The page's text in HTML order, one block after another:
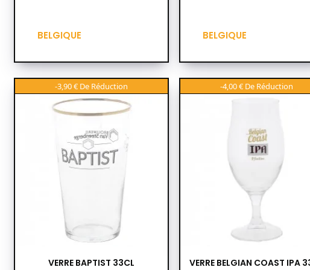
BELGIQUE BELGIQUE
-3,90 €
VERRE BAPTIST 33CL
-4,00 €
VERRE BELGIAN COAST IPA